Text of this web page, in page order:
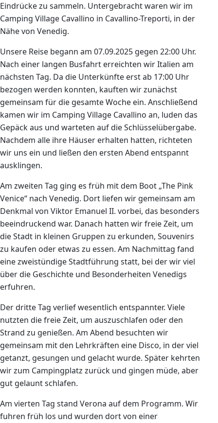
Eindrücke zu sammeln. Untergebracht waren wir im
Camping Village Cavallino in Cavallino-Treporti, in der
Nähe von Venedig.
Unsere Reise begann am 07.09.2025 gegen 22:00 Uhr.
Nach einer langen Busfahrt erreichten wir Italien am
nächsten Tag. Da die Unterkünfte erst ab 17:00 Uhr
bezogen werden konnten, kauften wir zunächst
gemeinsam für die gesamte Woche ein. Anschließend
kamen wir im Camping Village Cavallino an, luden das
Gepäck aus und warteten auf die Schlüsselübergabe.
Nachdem alle ihre Häuser erhalten hatten, richteten
wir uns ein und ließen den ersten Abend entspannt
ausklingen.
Am zweiten Tag ging es früh mit dem Boot „The Pink
Venice“ nach Venedig. Dort liefen wir gemeinsam am
Denkmal von Viktor Emanuel II. vorbei, das besonders
beeindruckend war. Danach hatten wir freie Zeit, um
die Stadt in kleinen Gruppen zu erkunden, Souvenirs
zu kaufen oder etwas zu essen. Am Nachmittag fand
eine zweistündige Stadtführung statt, bei der wir viel
über die Geschichte und Besonderheiten Venedigs
erfuhren.
Der dritte Tag verlief wesentlich entspannter. Viele
nutzten die freie Zeit, um auszuschlafen oder den
Strand zu genießen. Am Abend besuchten wir
gemeinsam mit den Lehrkräften eine Disco, in der viel
getanzt, gesungen und gelacht wurde. Später kehrten
wir zum Campingplatz zurück und gingen müde, aber
gut gelaunt schlafen.
Am vierten Tag stand Verona auf dem Programm. Wir
fuhren früh los und wurden dort von einer